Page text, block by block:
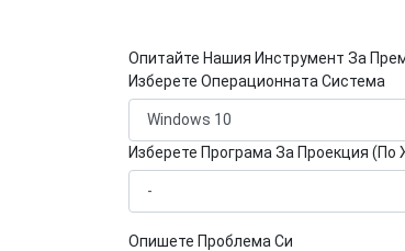
Опитайте Нашия Инструмент За
Изберете Операционната Система
Изберете Програма За Проекция (По
Опишете Проблема Си